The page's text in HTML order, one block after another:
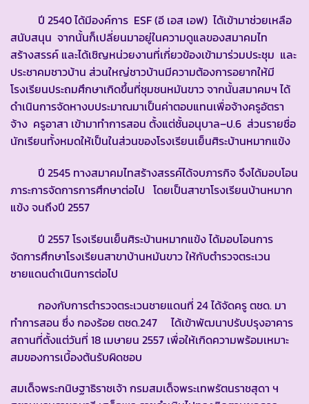
ปี 2540 ได้มีองค์การ ESF (อี เอส เอฟ) ได้เข้ามาช่วยเหลือ
สนับสนุน จากนั้นก็เปลี่ยนมาอยู่ในความดูแลของสมาคมไท
สร้างสรรค์ และได้เชิญหน่วยงานที่เกี่ยวข้องเข้ามาร่วมประชุม และ
ประชาคมชาวบ้าน ส่วนใหญ่ชาวบ้านมีความต้องการอยากให้มี
โรงเรียนประถมศึกษาเกิดขึ้นที่ชุมชนหมันขาว จากนั้นสมาคมฯ ได้
ดำเนินการจัดหางบประมาณมาเป็นค่าตอบแทนเพื่อจ้างครูอัตรา
จ้าง ครูอาสา เข้ามาทำการสอน ตั้งแต่ชั้นอนุบาล–ป.6 ส่วนรายชื่อ
นักเรียนทั้งหมดให้เป็นในส่วนของโรงเรียนเย็นศิระบ้านหมากแข้ง
ปี 2545 ทางสมาคมไทสร้างสรรค์ได้จบภารกิจ จึงได้มอบโอน
ภาระการจัดการการศึกษาต่อไป โดยเป็นสาขาโรงเรียนบ้านหมาก
แข้ง จนถึงปี 2557
ปี 2557 โรงเรียนเย็นศิระบ้านหมากแข้ง ได้มอบโอนการ
จัดการศึกษาโรงเรียนสาขาบ้านหมันขาว ให้กับตำรวจตระเวน
ชายแดนดำเนินการต่อไป
กองกับการตำรวจตระเวนชายแดนที่ 24 ได้จัดครู ตชด. มา
ทำการสอน ซึ่ง กองร้อย ตชด.247 ได้เข้าพัฒนาปรับปรุงอาคาร
สถานที่ตั้งแต่วันที่ 18 เมษายน 2557 เพื่อให้เกิดความพร้อมเหมาะ
สมของการเบื้องต้นรับผิดชอบ
สมเด็จพระกนิษฐาธิราชเจ้า กรมสมเด็จพระเทพรัตนราชสุดา ฯ